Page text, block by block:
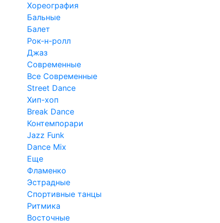
Хореография
Бальные
Балет
Рок-н-ролл
Джаз
Современные
Все Современные
Street Dance
Хип-хоп
Break Dance
Контемпорари
Jazz Funk
Dance Mix
Еще
Фламенко
Эстрадные
Спортивные танцы
Ритмика
Восточные